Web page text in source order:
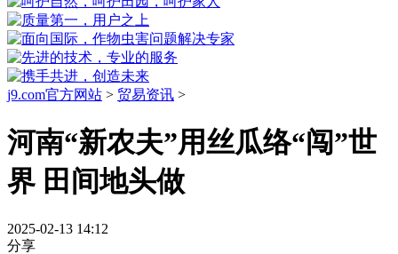
j9.com官方网站 > 贸易资讯 >
河南“新农夫”用丝瓜络“闯”世
界 田间地头做
2025-02-13 14:12
分享